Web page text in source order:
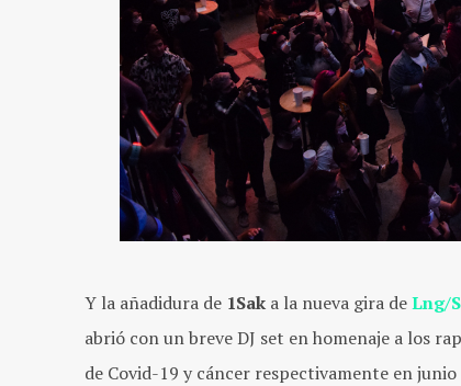
Y la añadidura de 1Sak a la nueva gira deLng/
abrió con un breve DJ set en homenaje a los
de Covid-19 y cáncer respectivamente en junio